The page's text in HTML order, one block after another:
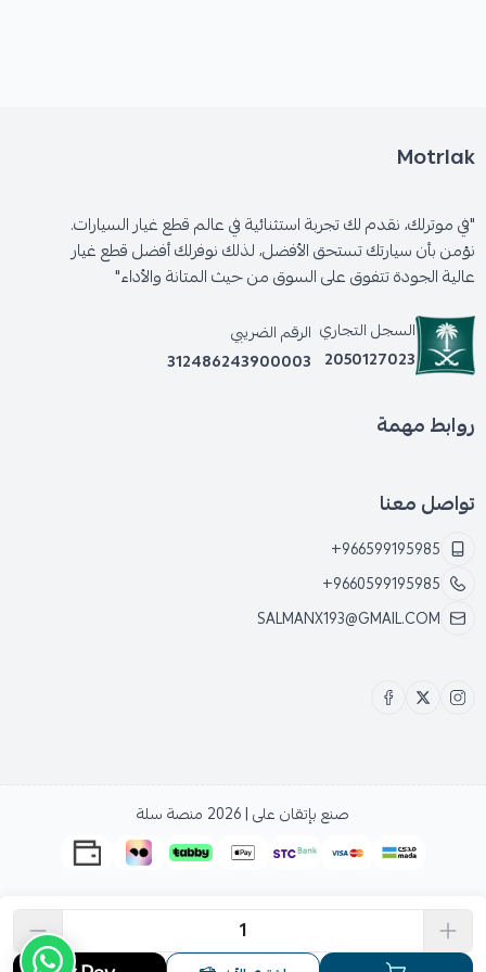
Motrlak
"في موترلك، نقدم لك تجربة استثنائية في عالم قطع غيار السيارات.
نؤمن بأن سيارتك تستحق الأفضل، لذلك نوفرلك أفضل قطع غيار
عالية الجودة تتفوق على السوق من حيث المتانة والأداء"
السجل التجاري
2050127023
الرقم الضريبي
312486243900003
روابط مهمة
تواصل معنا
+966599195985
+9660599195985
SALMANX193@GMAIL.COM
صنع بإتقان على | 2026 منصة سلة